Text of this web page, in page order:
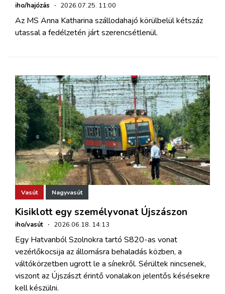
iho/hajózás · 2026.07.25. 11:00
Az MS Anna Katharina szállodahajó körülbelül kétszáz
utassal a fedélzetén járt szerencsétlenül.
Vasút Nagyvasút
Kisiklott egy személyvonat Újszászon
iho/vasút · 2026.06.18. 14:13
Egy Hatvanból Szolnokra tartó S820-as vonat
vezérlőkocsija az állomásra behaladás közben, a
váltókörzetben ugrott le a sínekről. Sérültek nincsenek,
viszont az Újszászt érintő vonalakon jelentős késésekre
kell készülni.